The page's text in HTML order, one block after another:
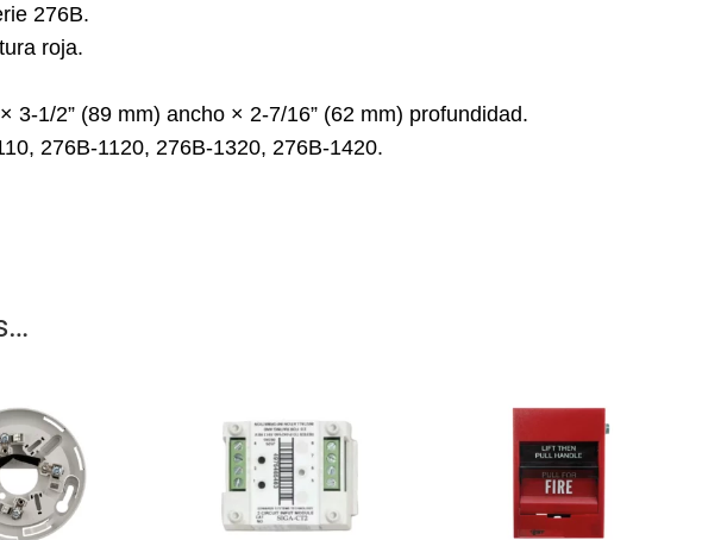
276B.
roja.
3-1/2” (89 mm) ancho × 2-7/16” (62 mm) profundidad.
276B-1120, 276B-1320, 276B-1420.